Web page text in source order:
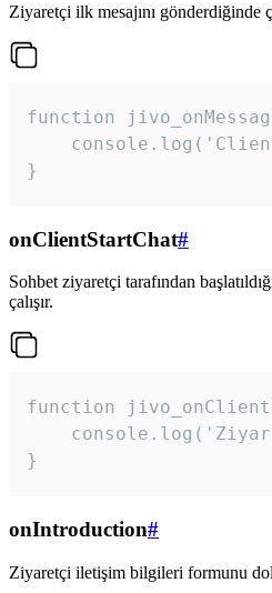
Ziyaretçi ilk mesajını gönderdiğinde
function
}
onClientStartChat#
Sohbet ziyaretçi tarafından
çalışır.
function
}
onIntroduction#
Ziyaretçi iletişim bilgileri formunu